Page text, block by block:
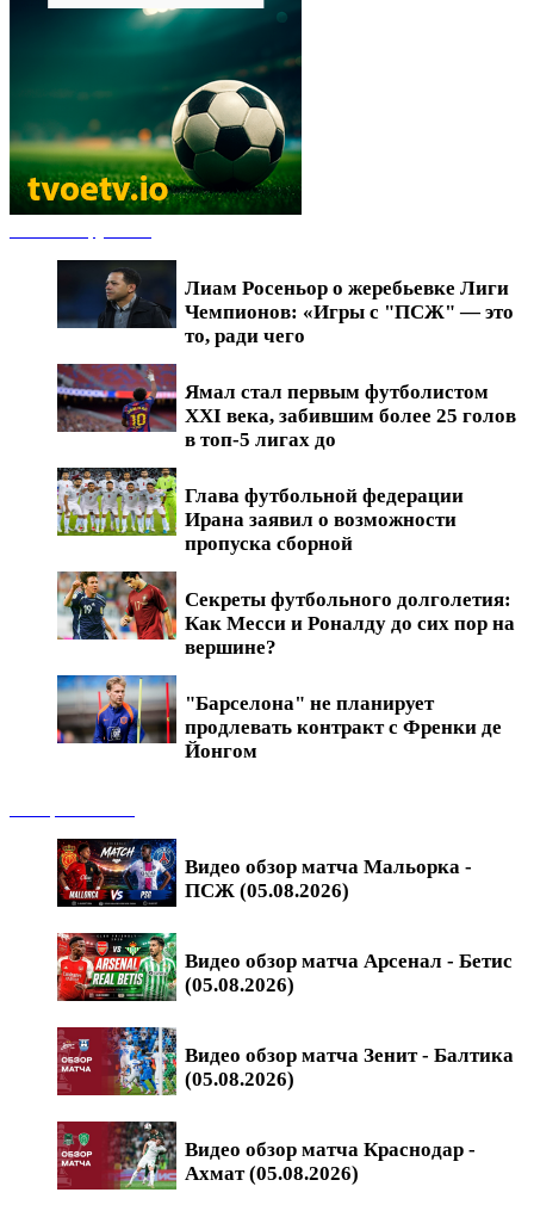
Лиам Росеньор о жеребьевке Лиги
Чемпионов: «Игры с "ПСЖ" — это
то, ради чего
Ямал стал первым футболистом
XXI века, забившим более 25 голов
в топ-5 лигах до
Глава футбольной федерации
Ирана заявил о возможности
пропуска сборной
Секреты футбольного долголетия:
Как Месси и Роналду до сих пор на
вершине?
"Барселона" не планирует
продлевать контракт с Френки де
Йонгом
Видео обзор матча Мальорка -
ПСЖ (05.08.2026)
Видео обзор матча Арсенал - Бетис
(05.08.2026)
Видео обзор матча Зенит - Балтика
(05.08.2026)
Видео обзор матча Краснодар -
Ахмат (05.08.2026)